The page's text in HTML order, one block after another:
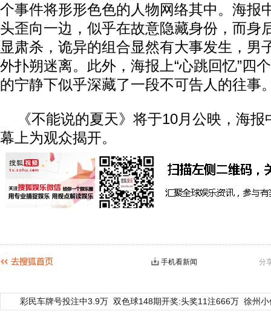
个事件将形形色色的人物网络其中。海报
头歪向一边，似乎在故意隐藏身份，而身
显肃杀，诡异的组合显然有大事发生，男
外扑朔迷离。此外，海报上“心跳回忆”四
的宁静下似乎深藏了一段不可告人的往事
《不能说的夏天》将于10月公映，海报
幕上为观众揭开。
分
手机看新闻
彩民车牌号投注中3.9万 双色球148期开奖:头奖11注666万 徐州